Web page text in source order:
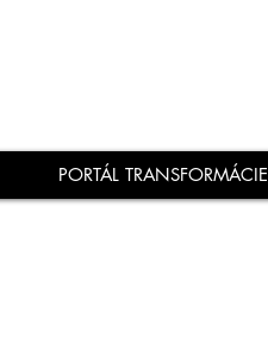
PORTÁL TRANSFORMÁCIE